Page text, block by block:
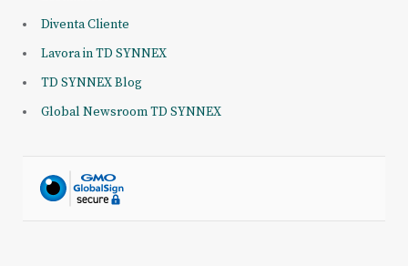
Diventa Cliente
Lavora in TD SYNNEX
TD SYNNEX Blog
Global Newsroom TD SYNNEX